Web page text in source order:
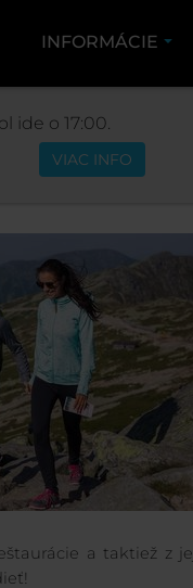
INFORMÁCIE
Z LIPTOVA
a taktiež z jej
ide o 17:00.
VIAC INFO